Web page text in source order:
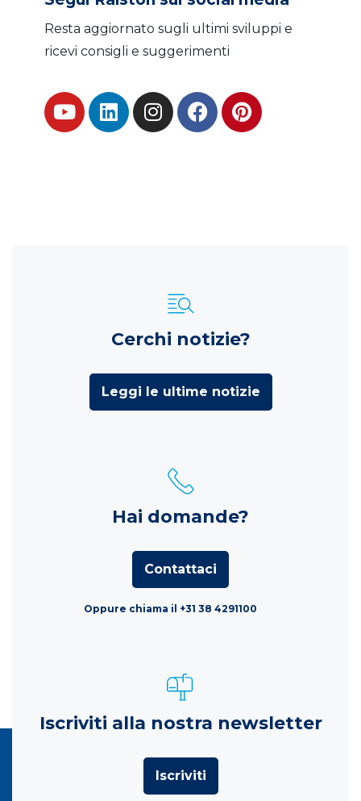
Resta aggiornato sugli ultimi sviluppi e
ricevi consigli e suggerimenti
Cerchi notizie?
Leggi le ultime notizie
Hai domande?
Contattaci
Oppure chiama il +31 38 4291100
Iscriviti alla nostra newsletter
Iscriviti